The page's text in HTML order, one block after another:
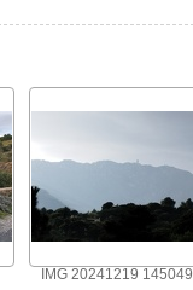
IMG 20241219 145049